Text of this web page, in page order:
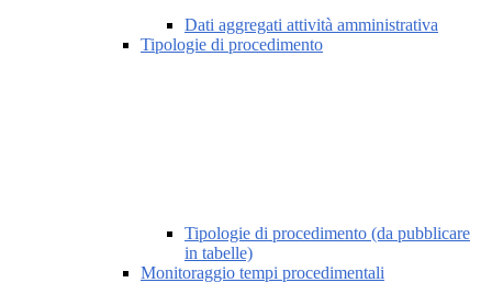
Dati aggregati attività amministrativa
Tipologie di procedimento
Tipologie di procedimento (da pubblicare
in tabelle)
Monitoraggio tempi procedimentali